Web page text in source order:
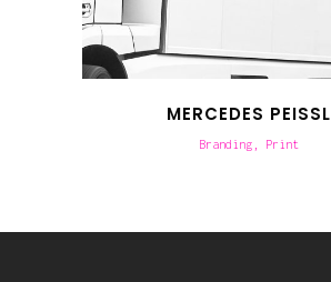
MERCEDES PEISSL
Branding, Print